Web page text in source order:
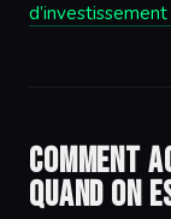
Comment
quand on